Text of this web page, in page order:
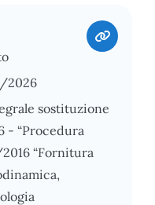
2026
sostituzione
- “Procedura
“Fornitura